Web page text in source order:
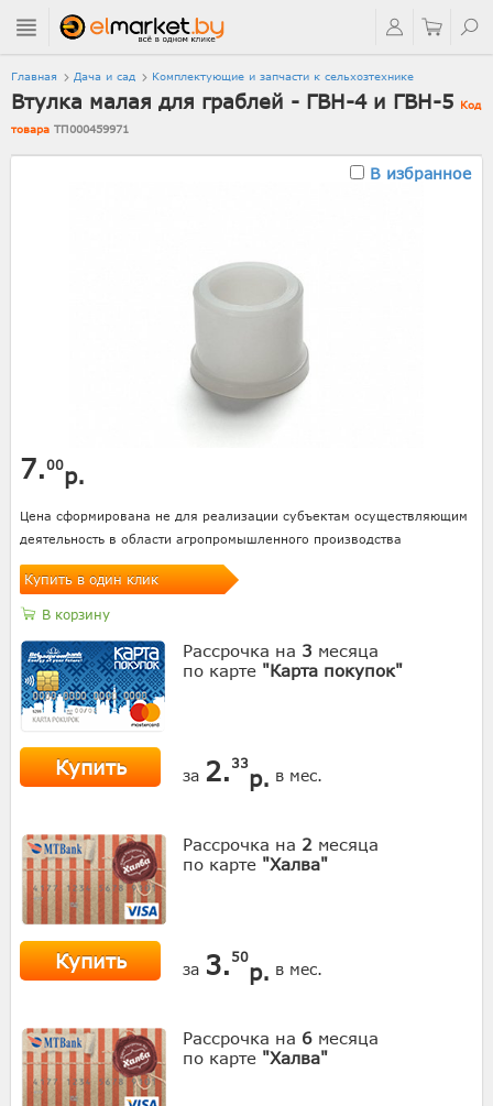
Главная Дача и сад Комплектующие и запчасти к сельхозтехнике
Втулка малая для граблей - ГВН-4 и ГВН-5 Код
товара ТП000459971
В избранное
7.00р.
Цена сформирована не для реализации субъектам осуществляющим
деятельность в области агропромышленного производства
Купить в один клик
В корзину
Рассрочка на 3 месяца
по карте "Карта покупок"
Купить за 2. 33
р. в мес.
Рассрочка на 2 месяца
по карте "Халва"
Купить за 3. 50
р. в мес.
Рассрочка на 6 месяца
по карте "Халва"